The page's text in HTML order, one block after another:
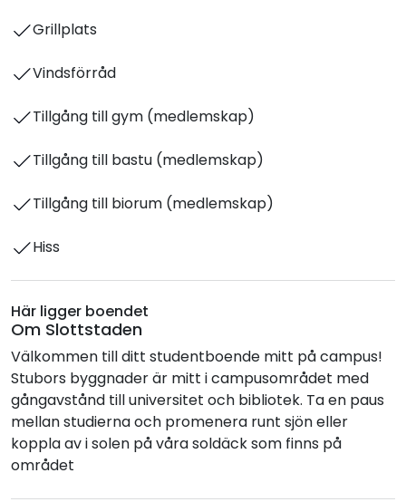
Grillplats
Vindsförråd
Tillgång till gym (medlemskap)
Tillgång till bastu (medlemskap)
Tillgång till biorum (medlemskap)
Hiss
Här ligger boendet
Om Slottstaden
Välkommen till ditt studentboende mitt på campus!
Stubors byggnader är mitt i campusområdet med
gångavstånd till universitet och bibliotek. Ta en paus
mellan studierna och promenera runt sjön eller
koppla av i solen på våra soldäck som finns på
området